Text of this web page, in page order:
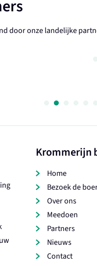
door onze landelijke
Krommerijn
Home
Bezoek de
Over ons
Meedoen
Partners
Nieuws
Contact